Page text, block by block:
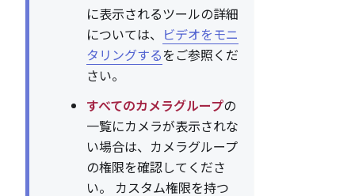
に表示されるツールの詳細
については、 ビデオをモニ
タリングするをご参照くだ
さい。
すべてのカメラグループの
一覧にカメラが表示されな
い場合は、カメラグループ
の権限を確認してくださ
い。 カスタム権限を持つ